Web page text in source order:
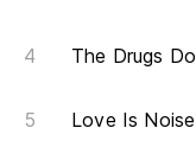
The Drugs
Love Is Noise